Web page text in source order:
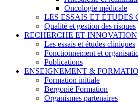
Oncologie médicale
LES ESSAIS ET ÉTUDES
Qualité et gestion des risques
RECHERCHE ET INNOVATION
Les essais et études cliniques
Fonctionnement et
Publications
ENSEIGNEMENT &
Formation initiale
Bergonié Formation
Organismes partenaires